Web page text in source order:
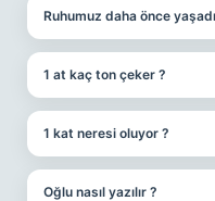
Ruhumuz daha önce yaşadı
1 at kaç ton çeker ?
1 kat neresi oluyor ?
Oğlu nasıl yazılır ?